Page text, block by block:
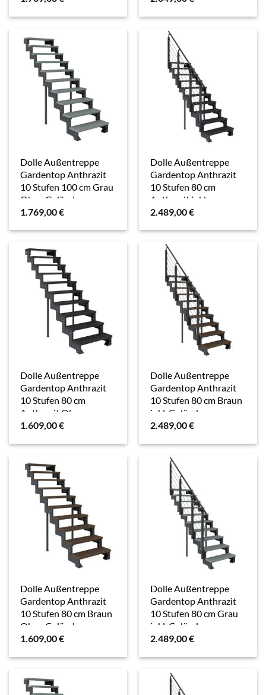
Dolle Außentreppe
Gardentop Anthrazit
10 Stufen 100 cm Grau
Ohne Geländer
1.769,00€
Dolle Außentreppe
Gardentop Anthrazit
10 Stufen 80 cm
Anthrazit inkl.
Geländer
2.489,00€
Dolle Außentreppe
Gardentop Anthrazit
10 Stufen 80 cm
Anthrazit Ohne
Geländer
1.609,00€
Dolle Außentreppe
Gardentop Anthrazit
10 Stufen 80 cm Braun
inkl. Geländer
2.489,00€
Dolle Außentreppe
Gardentop Anthrazit
10 Stufen 80 cm Braun
Ohne Geländer
1.609,00€
Dolle Außentreppe
Gardentop Anthrazit
10 Stufen 80 cm Grau
inkl. Geländer
2.489,00€